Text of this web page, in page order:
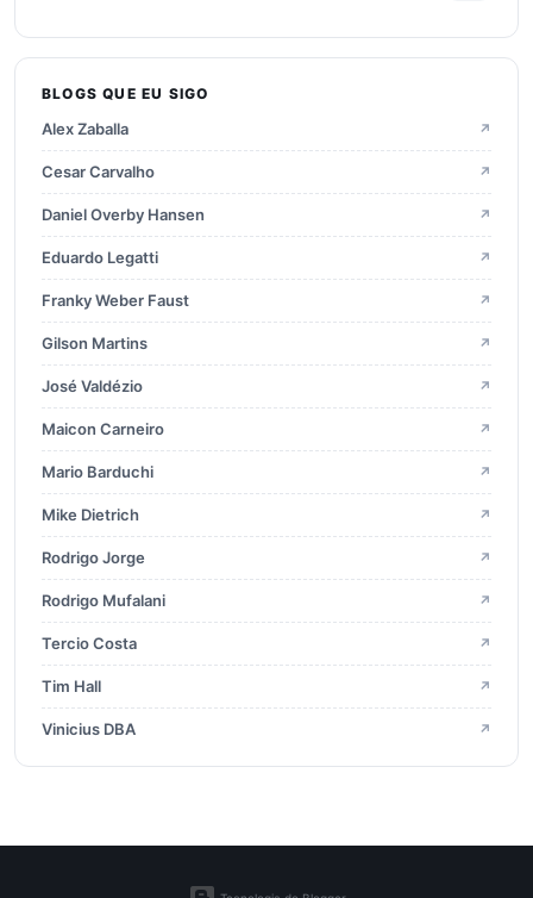
2024
2023
2022 21
2021
2020
2019
2018
2017 23
2016
2015 13
BLOGS QUE EU SIGO
Alex Zaballa ↗
Cesar Carvalho ↗
Daniel Overby Hansen ↗
Eduardo Legatti ↗
Franky Weber Faust ↗
Gilson Martins ↗
José Valdézio ↗
Maicon Carneiro ↗
Mario Barduchi ↗
Mike Dietrich ↗
Rodrigo Jorge ↗
Rodrigo Mufalani ↗
Tercio Costa ↗
Tim Hall ↗
Vinicius DBA ↗